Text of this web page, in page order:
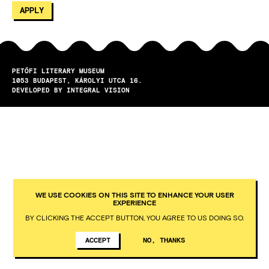
PETŐFI LITERARY MUSEUM
1053
BUDAPEST
KÁROLYI UTCA 16.
DEVELOPED BY INTEGRAL VISION
WE USE COOKIES ON THIS SITE TO ENHANCE YOUR USER
EXPERIENCE
BY CLICKING THE ACCEPT BUTTON, YOU AGREE TO US DOING SO.
ACCEPT NO, THANKS